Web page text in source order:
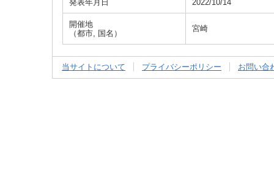
発表年月日 2022/10/14
開催地
（都市, 国名）
宮崎
当サイトについて プライバシーポリシー お問い合